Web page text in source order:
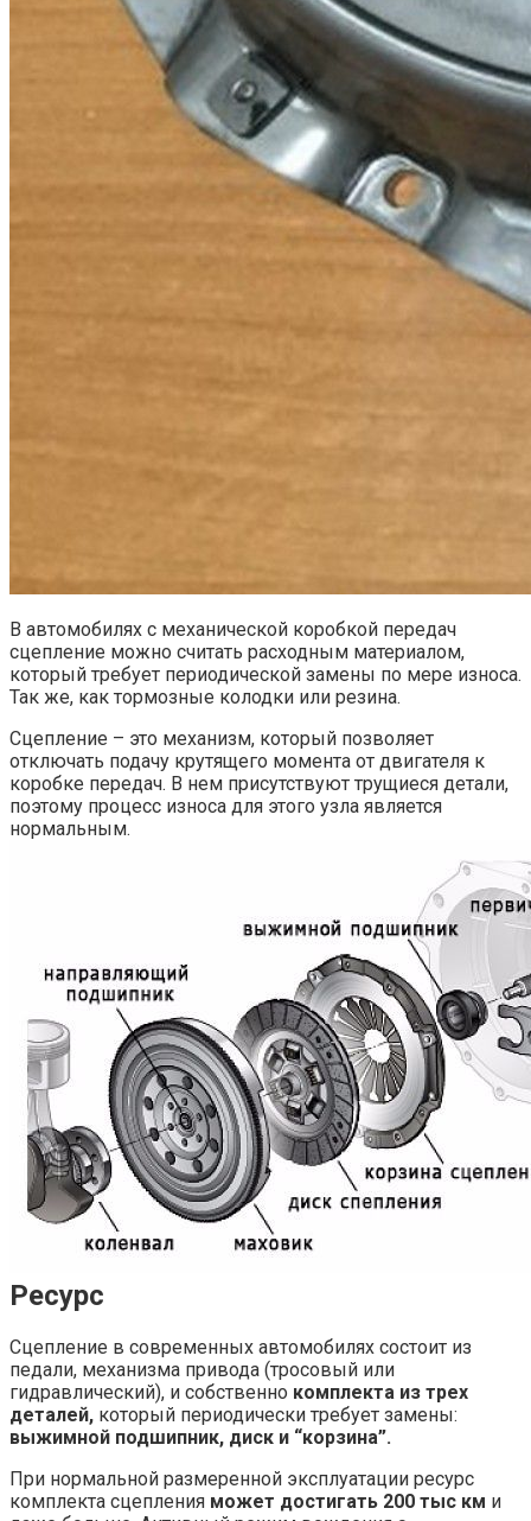
В автомобилях с механической коробкой передач
сцепление можно считать расходным материалом,
который требует периодической замены по мере износа.
Так же, как тормозные колодки или резина.
Сцепление – это механизм, который позволяет
отключать подачу крутящего момента от двигателя к
коробке передач. В нем присутствуют трущиеся детали,
поэтому процесс износа для этого узла является
нормальным.
Ресурс
Сцепление в современных автомобилях состоит из
педали, механизма привода (тросовый или
гидравлический), и собственно комплекта из трех
деталей, который периодически требует замены:
выжимной подшипник, диск и “корзина”.
При нормальной размеренной эксплуатации ресурс
комплекта сцепления может достигать 200 тыс км и